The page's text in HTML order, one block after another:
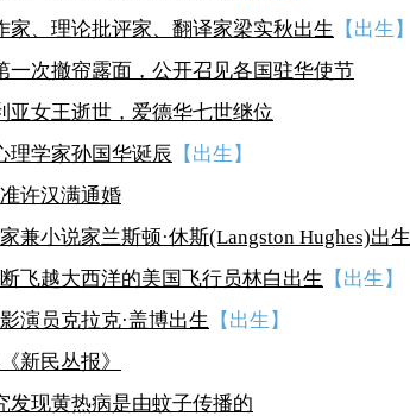
家、理论批评家、翻译家梁实秋出生
【出生】
一次撤帘露面，公开召见各国驻华使节
亚女王逝世，爱德华七世继位
理学家孙国华诞辰 【出生】
许汉满通婚
兼小说家兰斯顿·休斯(Langston Hughes)出生
飞越大西洋的美国飞行员林白出生
【出生】
演员克拉克·盖博出生
【出生】
新民丛报》
发现黄热病是由蚊子传播的